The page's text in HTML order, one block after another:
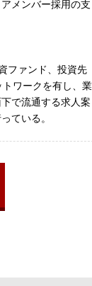
メンバー採用の支
ファンド、投資先
ワークを有し、業
で流通する求人案
ている。